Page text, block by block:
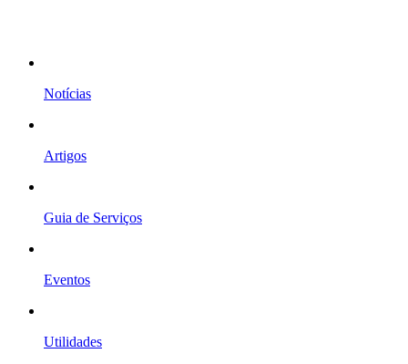
Notícias
Artigos
Guia de Serviços
Eventos
Utilidades